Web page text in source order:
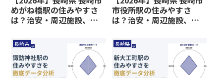
めがね橋駅の住みやすさ
は？治安・周辺施設、教
る情報を解説
市役所駅の住みやすさ
は？治安・周辺施設、教
る情報を解説
長崎県 長崎県